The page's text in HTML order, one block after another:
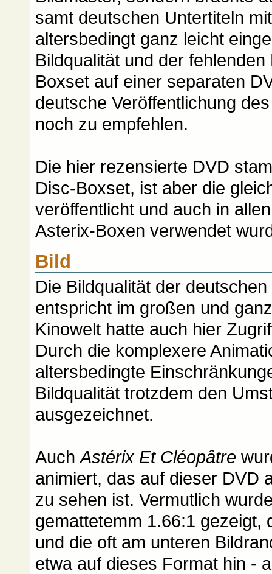
samt deutschen Untertiteln
altersbedingt ganz leicht
Bildqualität und der
Boxset auf einer separaten
deutsche Veröffentlichung
noch zu empfehlen.
Die hier rezensierte DVD
Disc-Boxset, ist aber die
veröffentlicht und auch in
Asterix-Boxen verwendet
Bild
Die Bildqualität der
entspricht im großen und
Kinowelt hatte auch hier
Durch die komplexere
altersbedingte
Bildqualität trotzdem den
ausgezeichnet.
AuchAstérix Et Cléopâtre
animiert, das auf dieser DVD
zu sehen ist. Vermutlich
gemattetemm 1.66:1 gezeigt,
und die oft am unteren
etwa auf dieses Format hin -